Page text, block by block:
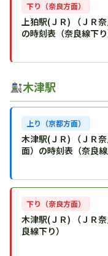
下り（奈良方面）
上狛駅(ＪＲ) （ＪＲ
の時刻表（奈良線下り
木津駅
上り（京都方面）
木津駅(ＪＲ) （ＪＲ
面）の時刻表（奈良線
下り（奈良方面）
木津駅(ＪＲ) （ＪＲ
良線下り）